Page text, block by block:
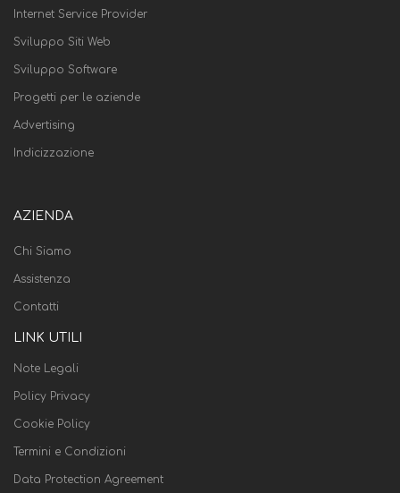
Internet Service Provider
Sviluppo Siti Web
Sviluppo Software
Progetti per le aziende
Advertising
Indicizzazione
AZIENDA
Chi Siamo
Assistenza
Contatti
LINK UTILI
Note Legali
Policy Privacy
Cookie Policy
Termini e Condizioni
Data Protection Agreement